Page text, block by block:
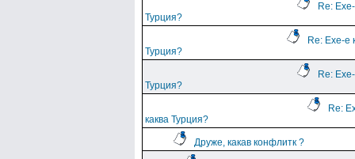
Re:
Турция?
Re: Ехе-е
Турция?
Re:
Турция?
Re:
каква Турция?
Друже, какав конфлитк ?